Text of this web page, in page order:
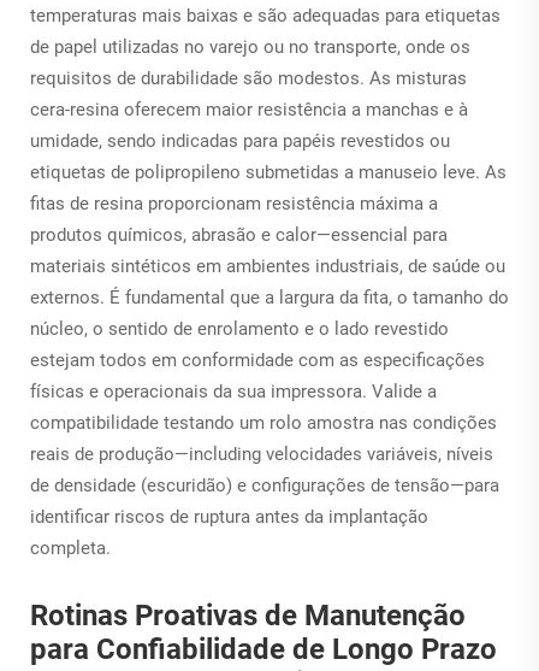
temperaturas mais baixas e são adequadas para etiquetas
de papel utilizadas no varejo ou no transporte, onde os
requisitos de durabilidade são modestos. As misturas
cera-resina oferecem maior resistência a manchas e à
umidade, sendo indicadas para papéis revestidos ou
etiquetas de polipropileno submetidas a manuseio leve. As
fitas de resina proporcionam resistência máxima a
produtos químicos, abrasão e calor—essencial para
materiais sintéticos em ambientes industriais, de saúde ou
externos. É fundamental que a largura da fita, o tamanho do
núcleo, o sentido de enrolamento e o lado revestido
estejam todos em conformidade com as especificações
físicas e operacionais da sua impressora. Valide a
compatibilidade testando um rolo amostra nas condições
reais de produção—including velocidades variáveis, níveis
de densidade (escuridão) e configurações de tensão—para
identificar riscos de ruptura antes da implantação
completa.
Rotinas Proativas de Manutenção
para Confiabilidade de Longo Prazo